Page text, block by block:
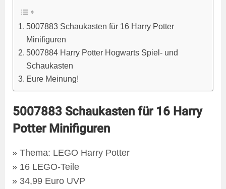
5007883 Schaukasten für 16 Harry Potter
Minifiguren
5007884 Harry Potter Hogwarts Spiel- und
Schaukasten
Eure Meinung!
5007883 Schaukasten für 16 Harry
Potter Minifiguren
Thema: LEGO Harry Potter
16 LEGO-Teile
34,99 Euro UVP